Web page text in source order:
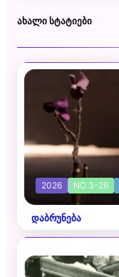
ᲐᲮᲐᲚᲘ ᲡᲢᲐᲢᲘᲔᲑᲘ
2026 NO 3-26
დაბრუნება